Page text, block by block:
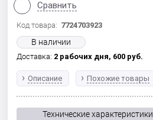
Сравнить
Код товара: 7724703923
В наличии
Доставка: 2 рабочих дня, 600 руб.
Описание Похожие товары
Технические характеристики